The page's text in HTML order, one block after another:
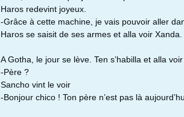
Haros redevint joyeux.
-Grâce à cette machine, je vais pouvoir aller
Haros se saisit de ses armes et alla voir Xanda.
A Gotha, le jour se lève. Ten s’habilla et alla
-Père ?
Sancho vint le voir
-Bonjour chico ! Ton père n’est pas là